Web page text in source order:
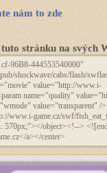
nám to zde
stránku na svých